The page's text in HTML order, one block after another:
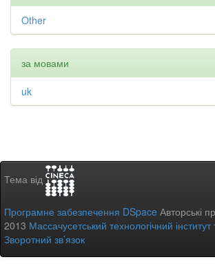
Other
за мовами
uk
Тема від
Програмне забезпечення DSpace Авторські
2013 Массачусетський технологічний інститут
Зворотний зв’язок